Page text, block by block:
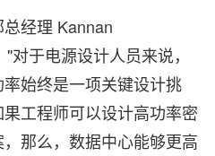
经理 Kannan
"对于电源设计人员来说，
始终是一项关键设计挑
工程师可以设计高功率密
那么，数据中心能够更高